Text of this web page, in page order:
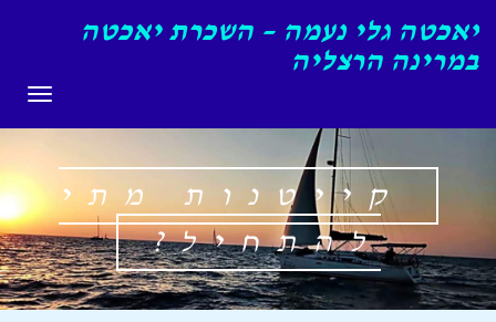
יאכטה גלי נעמה – השכרת יאכטה
במרינה הרצליה
קייטנות מתי
להתחיל?